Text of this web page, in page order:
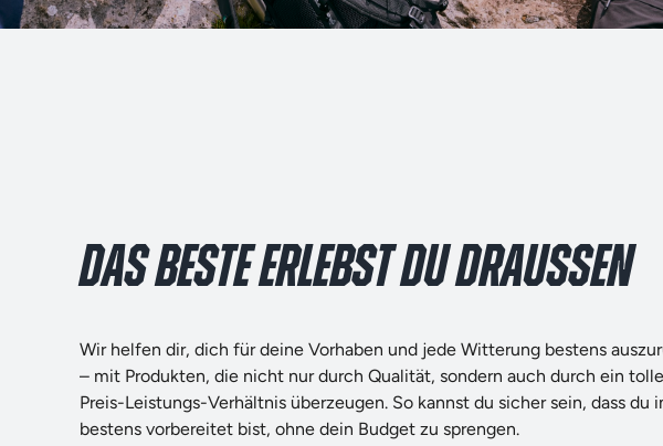
DAS BESTE ERLEBST DU DRAUSSEN
Wir helfen dir, dich für deine Vorhaben und jede Witterung bestens
– mit Produkten, die nicht nur durch Qualität, sondern auch durch ein
Preis-Leistungs-Verhältnis überzeugen. So kannst du sicher sein, dass du
bestens vorbereitet bist, ohne dein Budget zu sprengen.